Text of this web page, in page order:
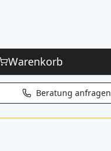
Warenkorb
Beratung anfragen